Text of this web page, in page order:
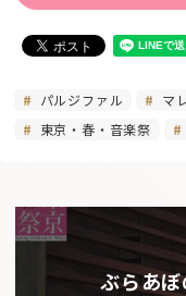
パルジファル マ
東京・春・音楽祭
ぶらあ